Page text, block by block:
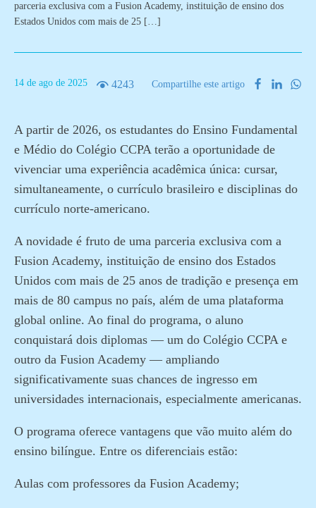
parceria exclusiva com a Fusion Academy, instituição de ensino dos
Estados Unidos com mais de 25 […]
14 de ago de 2025 4243 Compartilhe este artigo
A partir de 2026, os estudantes do Ensino Fundamental
e Médio do Colégio CCPA terão a oportunidade de
vivenciar uma experiência acadêmica única: cursar,
simultaneamente, o currículo brasileiro e disciplinas do
currículo norte-americano.
A novidade é fruto de uma parceria exclusiva com a
Fusion Academy, instituição de ensino dos Estados
Unidos com mais de 25 anos de tradição e presença em
mais de 80 campus no país, além de uma plataforma
global online. Ao final do programa, o aluno
conquistará dois diplomas — um do Colégio CCPA e
outro da Fusion Academy — ampliando
significativamente suas chances de ingresso em
universidades internacionais, especialmente americanas.
O programa oferece vantagens que vão muito além do
ensino bilíngue. Entre os diferenciais estão:
Aulas com professores da Fusion Academy;